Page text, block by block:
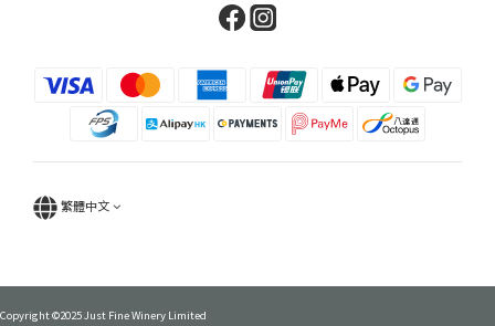
繁體中文
Copyright ©2025 Just Fine Winery Limited